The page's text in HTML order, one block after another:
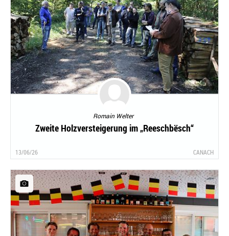
Romain Welter
Zweite Holzversteigerung im „Reeschbësch“
13/06/26 CANACH